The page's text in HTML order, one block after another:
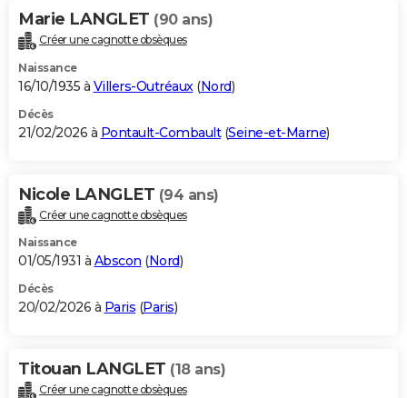
Marie LANGLET (90 ans)
Créer une cagnotte obsèques
Naissance
16/10/1935 à Villers-Outréaux (Nord)
Décès
21/02/2026 à Pontault-Combault(Seine-et-Marne)
Nicole LANGLET (94 ans)
Créer une cagnotte obsèques
Naissance
01/05/1931 à Abscon (Nord)
Décès
20/02/2026 à Paris (Paris)
Titouan LANGLET (18 ans)
Créer une cagnotte obsèques